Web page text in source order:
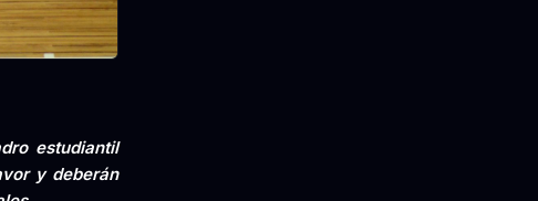
estudiantil
y deberán